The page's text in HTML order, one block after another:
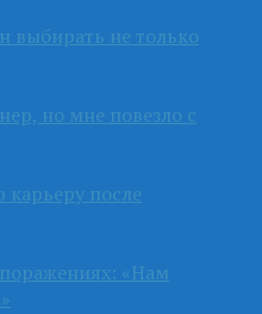
выбирать не только
но мне повезло с
после
«Нам